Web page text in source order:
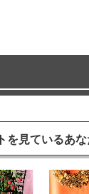
を見ているあ